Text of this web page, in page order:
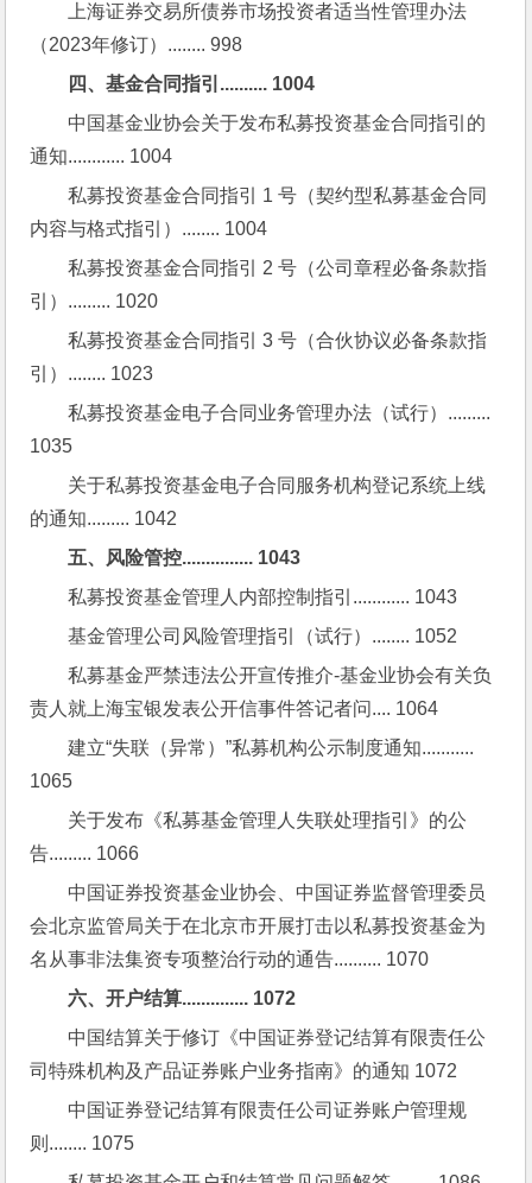
上海证券交易所债券市场投资者适当性管理办法
（2023年修订）........ 998
四、基金合同指引.......... 1004
中国基金业协会关于发布私募投资基金合同指引的
通知............ 1004
私募投资基金合同指引 1 号（契约型私募基金合同
内容与格式指引）........ 1004
私募投资基金合同指引 2 号（公司章程必备条款指
引）......... 1020
私募投资基金合同指引 3 号（合伙协议必备条款指
引）........ 1023
私募投资基金电子合同业务管理办法（试行）.........
1035
关于私募投资基金电子合同服务机构登记系统上线
的通知......... 1042
五、风险管控............... 1043
私募投资基金管理人内部控制指引............ 1043
基金管理公司风险管理指引（试行）........ 1052
私募基金严禁违法公开宣传推介-基金业协会有关负
责人就上海宝银发表公开信事件答记者问.... 1064
建立“失联（异常）”私募机构公示制度通知...........
1065
关于发布《私募基金管理人失联处理指引》的公
告......... 1066
中国证券投资基金业协会、中国证券监督管理委员
会北京监管局关于在北京市开展打击以私募投资基金为
名从事非法集资专项整治行动的通告.......... 1070
六、开户结算.............. 1072
中国结算关于修订《中国证券登记结算有限责任公
司特殊机构及产品证券账户业务指南》的通知 1072
中国证券登记结算有限责任公司证券账户管理规
则........ 1075